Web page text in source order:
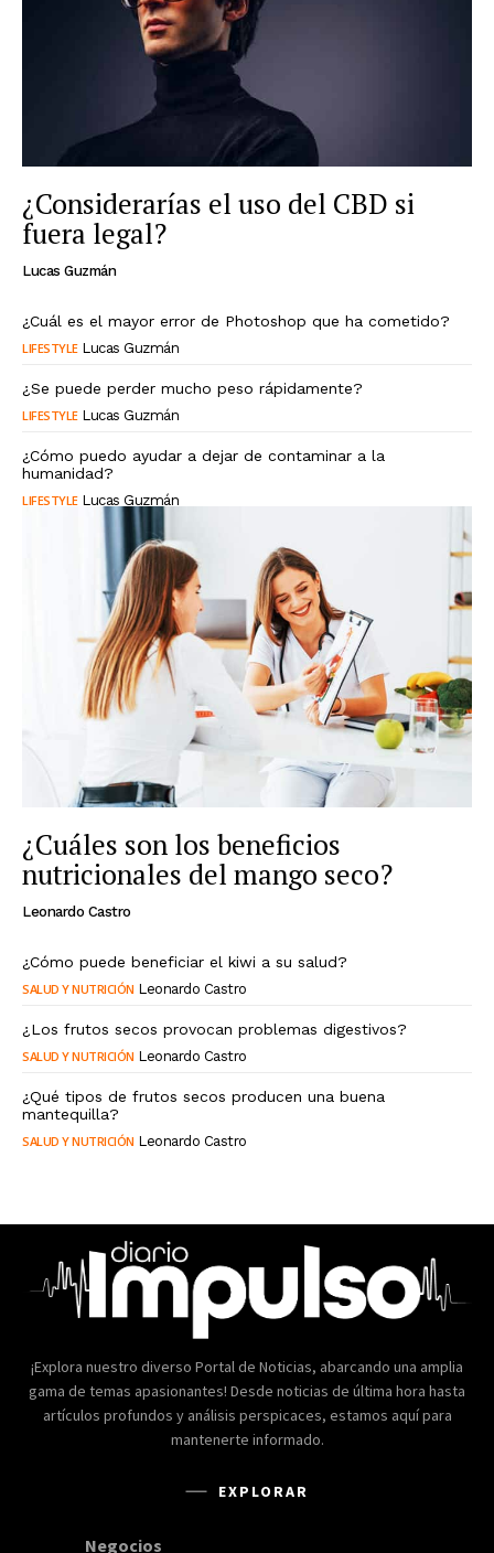
¿Considerarías el uso del CBD si
fuera legal?
Lucas Guzmán
¿Cuál es el mayor error de Photoshop que ha cometido?
LIFESTYLE Lucas Guzmán
¿Se puede perder mucho peso rápidamente?
LIFESTYLE Lucas Guzmán
¿Cómo puedo ayudar a dejar de contaminar a la
humanidad?
LIFESTYLE Lucas Guzmán
¿Cuáles son los beneficios
nutricionales del mango seco?
Leonardo Castro
¿Cómo puede beneficiar el kiwi a su salud?
SALUD Y NUTRICIÓN Leonardo Castro
¿Los frutos secos provocan problemas digestivos?
SALUD Y NUTRICIÓN Leonardo Castro
¿Qué tipos de frutos secos producen una buena
mantequilla?
SALUD Y NUTRICIÓN Leonardo Castro
¡Explora nuestro diverso Portal de Noticias, abarcando una amplia
gama de temas apasionantes! Desde noticias de última hora hasta
artículos profundos y análisis perspicaces, estamos aquí para
mantenerte informado.
EXPLORAR
Negocios